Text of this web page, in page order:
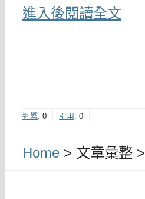
進入後閱讀全文
迴響: 0 引用: 0
Home > 文章彙整 >